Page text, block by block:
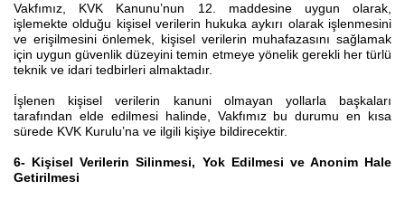
Vakfımız, KVK Kanunu’nun 12. maddesine uygun olarak,
işlemekte olduğu kişisel verilerin hukuka aykırı olarak işlenmesini
ve erişilmesini önlemek, kişisel verilerin muhafazasını sağlamak
için uygun güvenlik düzeyini temin etmeye yönelik gerekli her türlü
teknik ve idari tedbirleri almaktadır.
İşlenen kişisel verilerin kanuni olmayan yollarla başkaları
tarafından elde edilmesi halinde, Vakfımız bu durumu en kısa
sürede KVK Kurulu’na ve ilgili kişiye bildirecektir.
6- Kişisel Verilerin Silinmesi, Yok Edilmesi ve Anonim Hale
Getirilmesi